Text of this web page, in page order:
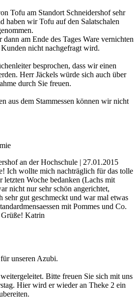
Tofu am Standort Schneidershof sehr
haben wir Tofu auf den Salatschalen
am Ende des Tages Ware vernichten
nicht nachgefragt wird.
besprochen, dass wir einen
Herr Jäckels würde sich auch über
durch Sie freuen.
aus dem Stammessen können wir nicht
an der Hochschule | 27.01.2015
Ich wollte mich nachträglich für das tolle
letzten Woche bedanken (Lachs mit
nicht nur sehr schön angerichtet,
sehr gut geschmeckt und war mal etwas
mit Pommes und Co.
Katrin
unseren Azubi.
Bitte freuen Sie sich mit uns
Hier wird er wieder an Theke 2 ein